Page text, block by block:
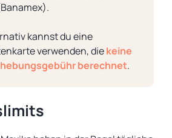
kannst du eine
verwenden, diekeine
berechnet.